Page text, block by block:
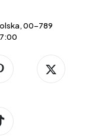
00-789